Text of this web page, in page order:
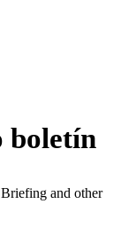
boletín
and other